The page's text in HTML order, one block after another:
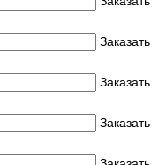
Заказать
Заказать
Заказать